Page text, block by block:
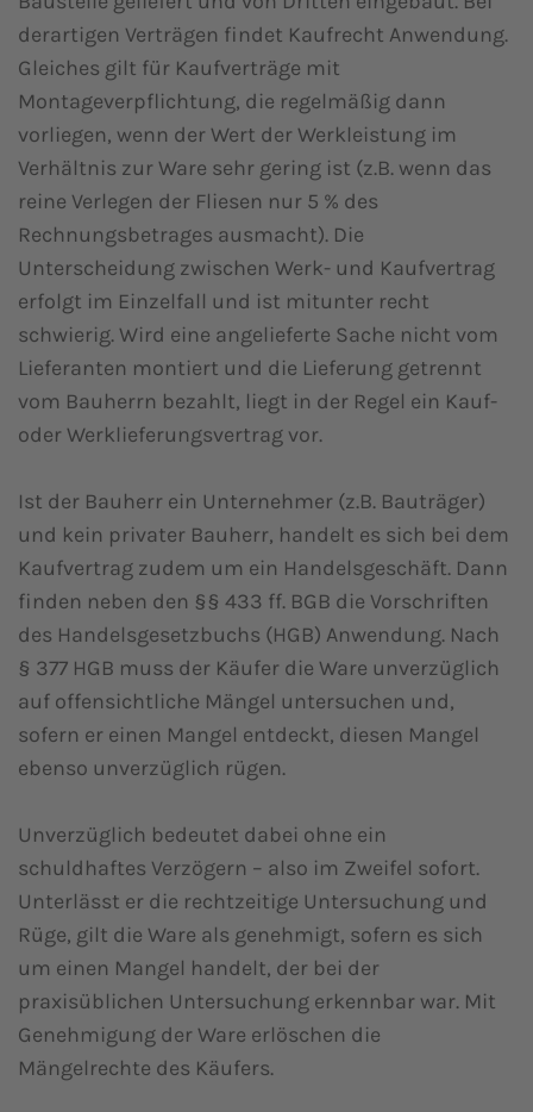
derartigen Verträgen findet Kaufrecht Anwendung.
Gleiches gilt für Kaufverträge mit
Montageverpflichtung, die regelmäßig dann
vorliegen, wenn der Wert der Werkleistung im
Verhältnis zur Ware sehr gering ist (z.B. wenn das
reine Verlegen der Fliesen nur 5 % des
Rechnungsbetrages ausmacht). Die
Unterscheidung zwischen Werk- und Kaufvertrag
erfolgt im Einzelfall und ist mitunter recht
schwierig. Wird eine angelieferte Sache nicht vom
Lieferanten montiert und die Lieferung getrennt
vom Bauherrn bezahlt, liegt in der Regel ein Kauf-
oder Werklieferungsvertrag vor.
Ist der Bauherr ein Unternehmer (z.B. Bauträger)
und kein privater Bauherr, handelt es sich bei dem
Kaufvertrag zudem um ein Handelsgeschäft. Dann
finden neben den §§ 433 ff. BGB die Vorschriften
des Handelsgesetzbuchs (HGB) Anwendung. Nach
§ 377 HGB muss der Käufer die Ware unverzüglich
auf offensichtliche Mängel untersuchen und,
sofern er einen Mangel entdeckt, diesen Mangel
ebenso unverzüglich rügen.
Unverzüglich bedeutet dabei ohne ein
schuldhaftes Verzögern – also im Zweifel sofort.
Unterlässt er die rechtzeitige Untersuchung und
Rüge, gilt die Ware als genehmigt, sofern es sich
um einen Mangel handelt, der bei der
praxisüblichen Untersuchung erkennbar war. Mit
Genehmigung der Ware erlöschen die
Mängelrechte des Käufers.